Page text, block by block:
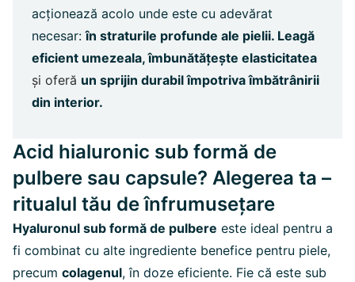
acționează acolo unde este cu adevărat
necesar:în straturile profunde ale pielii. Leagă
eficient umezeala, îmbunătățește elasticitatea
și oferă un sprijin durabil împotriva îmbătrânirii
din interior.
Acid hialuronic sub formă de
pulbere sau capsule? Alegerea ta –
ritualul tău de înfrumusețare
Hyaluronul sub formă de pulbere este ideal pentru a
fi combinat cu alte ingrediente benefice pentru piele,
precum colagenul, în doze eficiente. Fie că este sub